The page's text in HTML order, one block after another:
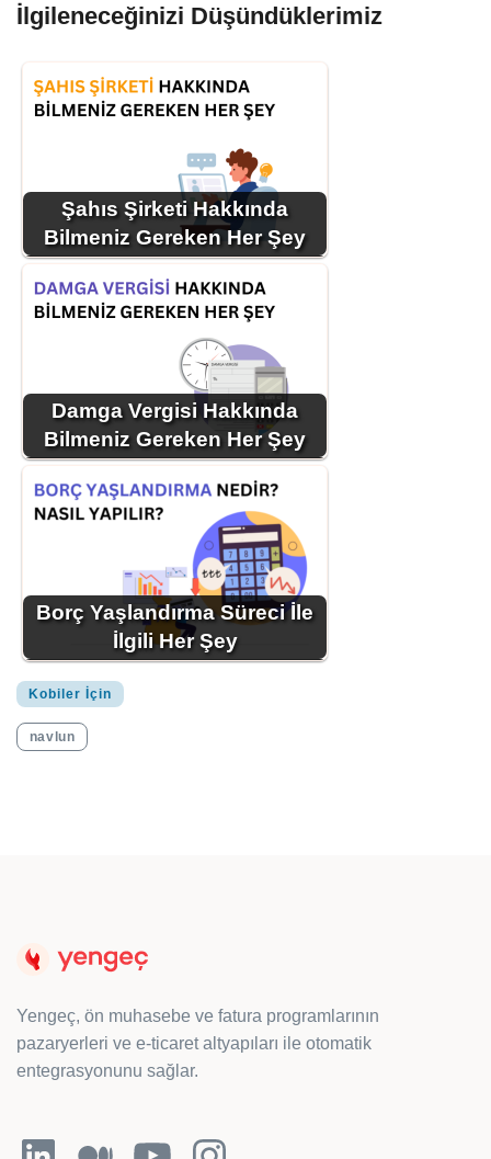
İlgileneceğinizi Düşündüklerimiz
Şahıs Şirketi Hakkında
Bilmeniz Gereken Her Şey
Damga Vergisi Hakkında
Bilmeniz Gereken Her Şey
Borç Yaşlandırma Süreci İle
İlgili Her Şey
Kobiler İçin
navlun
Yengeç, ön muhasebe ve fatura programlarının
pazaryerleri ve e-ticaret altyapıları ile otomatik
entegrasyonunu sağlar.
LinkedInOrta YouTubeInstagram